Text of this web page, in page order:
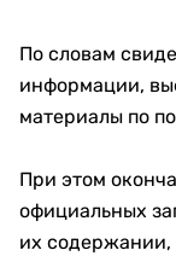
По словам
информации,
материалы по
При этом
официальных
их содержании,